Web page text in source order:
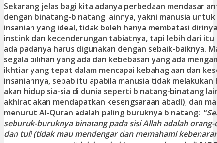
Sekarang jelas bagi kita adanya perbedaan mendasar
dengan binatang-binatang lainnya, yakni manusia
insaniah yang ideal, tidak boleh hanya membatasi
instink dan kecenderungan tabiatnya, tapi lebih dari itu
ada padanya harus digunakan dengan sebaik-baiknya.
segala pilihan yang ada dan kebebasan yang ada
ikhtiar yang tepat dalam mencapai kebahagiaan dan
insaniahnya, sebab itu apabila manusia tidak melakukan
akan hidup sia-sia di dunia seperti binatang-binatang
akhirat akan mendapatkan kesengsaraan abadi), dan
menurut Al-Quran adalah paling buruknya binatang: “
seburuk-buruknya binatang pada sisi Allah adalah
dan tuli (tidak mau mendengar dan memahami